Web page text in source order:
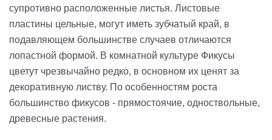
супротивно расположенные листья. Листовые
пластины цельные, могут иметь зубчатый край, в
подавляющем большинстве случаев отличаются
лопастной формой. В комнатной культуре Фикусы
цветут чрезвычайно редко, в основном их ценят за
декоративную листву. По особенностям роста
большинство фикусов - прямостоячие, одноствольные,
древесные растения.